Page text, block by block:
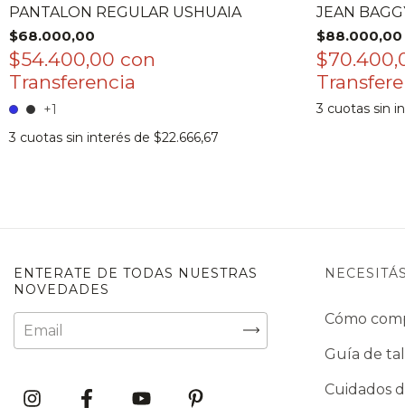
PANTALON REGULAR USHUAIA
$68.000,00
$54.400,00 con
+1
3 cuotas sin interés de $22.666,67
JEAN
$88.000,00
3 cuotas sin
ENTERATE DE TODAS NUESTRAS
NOVEDADES
Cómo
Guía de
Cuidados